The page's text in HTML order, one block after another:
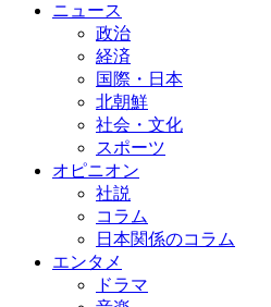
ニュース
政治
経済
国際・日本
北朝鮮
社会・文化
スポーツ
オピニオン
社説
コラム
日本関係のコラム
エンタメ
ドラマ